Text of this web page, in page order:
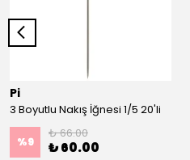
Pi
3 Boyutlu Nakış İğnesi 1/5 20'li
%9
₺ 66.00
₺ 60.00